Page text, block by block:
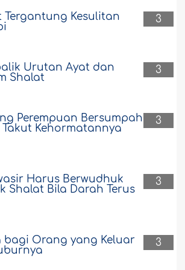
3
Tergantung Kesulitan
3
Urutan Ayat dan
Shalat
3
Perempuan Bersumpah
Kehormatannya
3
Harus Berwudhuk
Shalat Bila Darah Terus
3
bagi Orang yang Keluar